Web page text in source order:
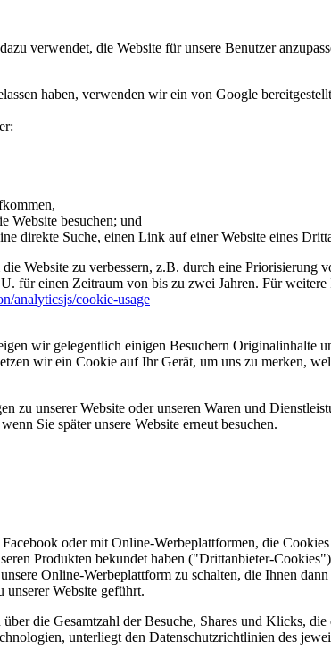
verwendet, die Website für unsere Benutzer
haben, verwenden wir ein von Google
Website besuchen; und
direkte Suche, einen Link auf einer Website eines
Website zu verbessern, z.B. durch eine
für einen Zeitraum von bis zu zwei Jahren. Für
analyticsjs/cookie-usage
wir gelegentlich einigen Besuchern Originalinhalte
wir ein Cookie auf Ihr Gerät, um uns zu merken,
zu unserer Website oder unseren Waren und
Sie später unsere Website erneut besuchen.
oder mit Online-Werbeplattformen, die
Produkten bekundet haben ("Drittanbieter-
Online-Werbeplattform zu schalten, die Ihnen
Website geführt.
die Gesamtzahl der Besuche, Shares und Klicks,
unterliegt den Datenschutzrichtlinien des